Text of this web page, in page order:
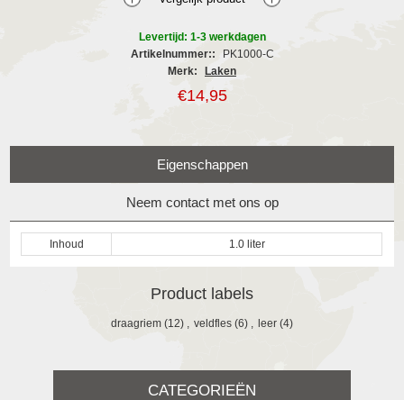
Levertijd: 1-3 werkdagen
Artikelnummer::
PK1000-C
Merk:
Laken
€14,95
Eigenschappen
Neem contact met ons op
Inhoud 1.0 liter
Product labels
draagriem (12) veldfles (6) leer (4)
CATEGORIEËN